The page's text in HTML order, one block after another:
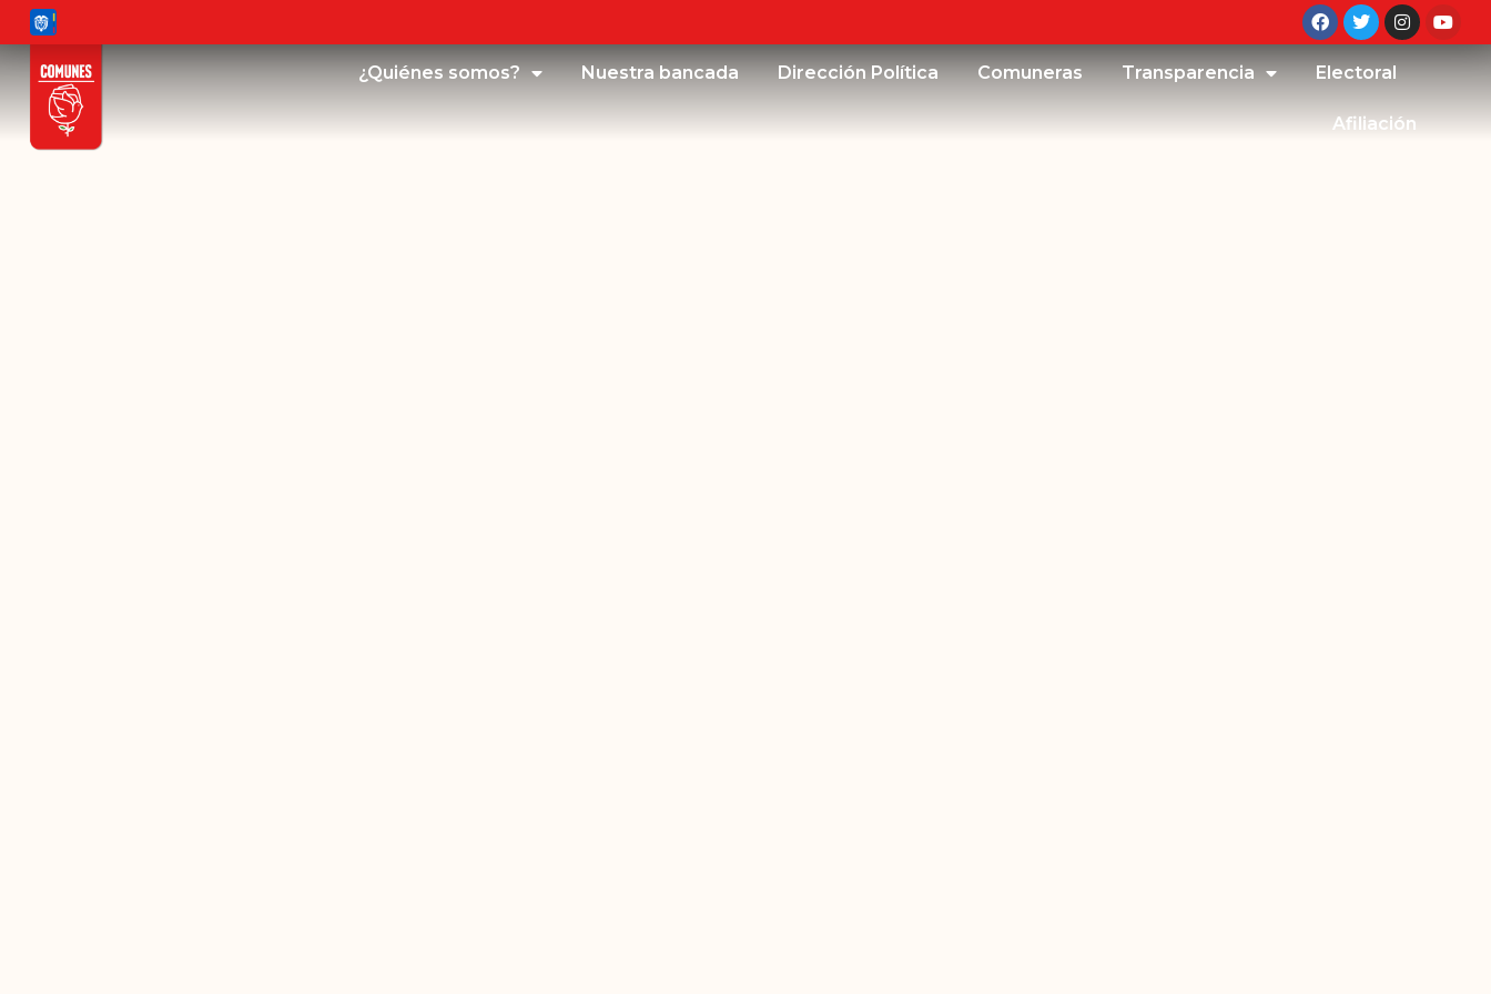
¿Quiénes somos? Nuestra bancada Dirección Política Comuneras Transparencia Electoral
Afiliación